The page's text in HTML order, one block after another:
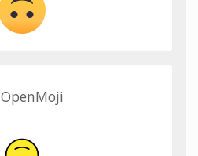
OpenMoji